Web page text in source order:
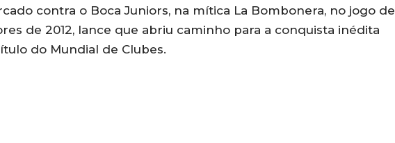
contra o Boca Juniors, na mítica La Bombonera, no jogo de
de 2012, lance que abriu caminho para a conquista inédita
do Mundial de Clubes.